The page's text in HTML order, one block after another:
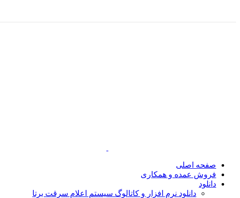
صفحه اصلی
فروش عمده و همکاری
دانلود
دانلود نرم افزار و کاتالوگ سیستم اعلام سرقت برتا